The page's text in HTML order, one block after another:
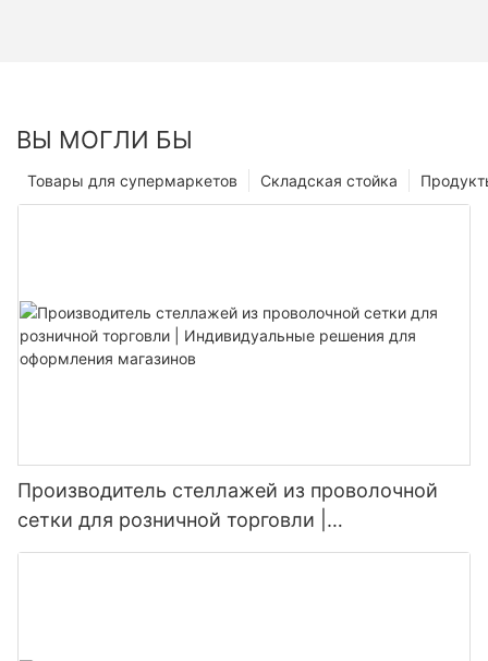
ВЫ МОГЛИ БЫ
Складская стойка
Товары для супермаркетов
Производитель стеллажей из проволочной
сетки для розничной торговли |
Индивидуальные решения для оформления